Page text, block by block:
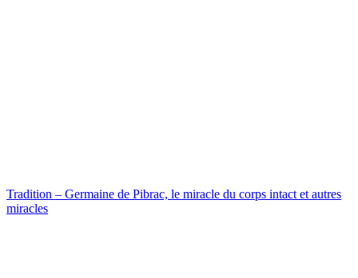
Tradition – Germaine de Pibrac, le miracle du corps intact et autres
miracles